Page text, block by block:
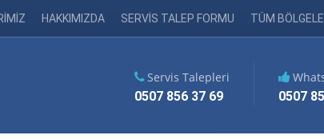
HAKKIMIZDA SERVİS TALEP FORMU TÜM
Servis Talepleri
0507 856 37 69
0507